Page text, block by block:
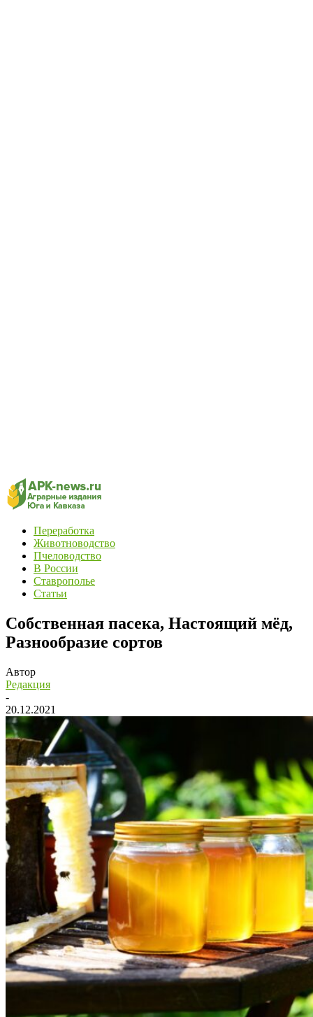
Переработка
Животноводство
Пчеловодство
В России
Ставрополье
Статьи
Собственная пасека, Настоящий мёд,
Разнообразие сортов
Автор
Редакция
-
20.12.2021